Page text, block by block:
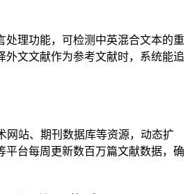
处理功能，可检测中英混合文本的重
外文文献作为参考文献时，系统能追
网站、期刊数据库等资源，动态扩
平台每周更新数百万篇文献数据，确